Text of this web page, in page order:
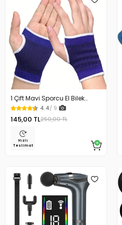
1 Çift Mavi Sporcu El Bilek
Koruyucu Ağrı Bandajı El
Bandajı Sporcu Bilekliği
4.4/ 9
145,00 TL250,00 TL
Hızlı
Teslimat